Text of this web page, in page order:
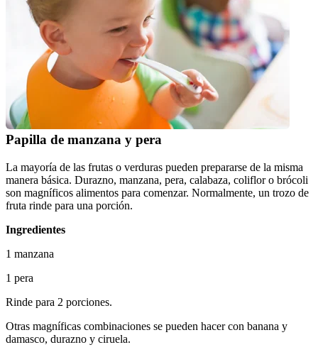
Papilla de manzana y pera
La mayoría de las frutas o verduras pueden prepararse de la misma
manera básica. Durazno, manzana, pera, calabaza, coliflor o brócoli
son magníficos alimentos para comenzar. Normalmente, un trozo de
fruta rinde para una porción.
Ingredientes
1 manzana
1 pera
Rinde para 2 porciones.
Otras magníficas combinaciones se pueden hacer con banana y
damasco, durazno y ciruela.